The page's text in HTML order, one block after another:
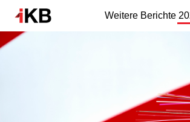
Weitere Berichte